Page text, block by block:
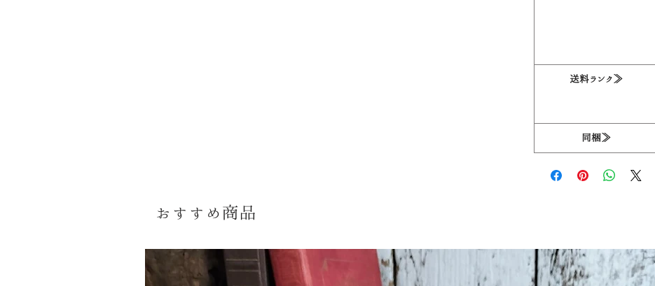
送料ランク≫
同梱≫
おすすめ商品